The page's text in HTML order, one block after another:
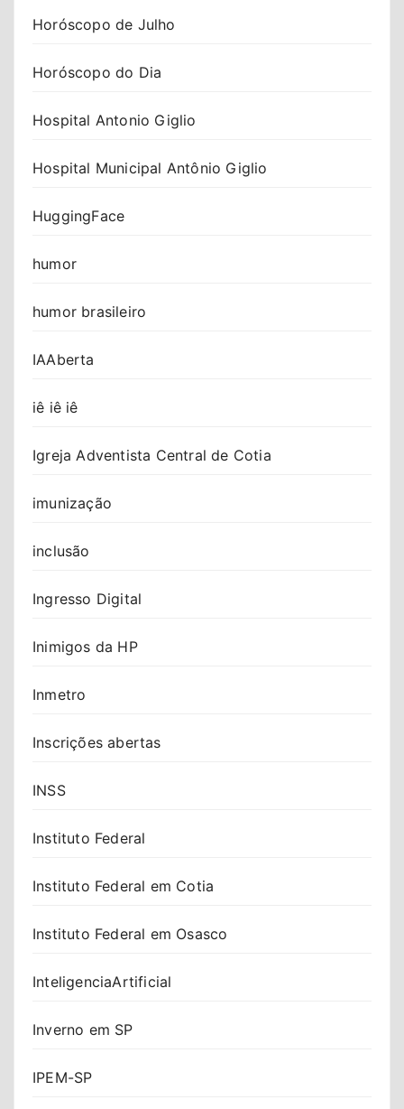
Horóscopo de Julho
Horóscopo do Dia
Hospital Antonio Giglio
Hospital Municipal Antônio Giglio
HuggingFace
humor
humor brasileiro
IAAberta
iê iê iê
Igreja Adventista Central de Cotia
imunização
inclusão
Ingresso Digital
Inimigos da HP
Inmetro
Inscrições abertas
INSS
Instituto Federal
Instituto Federal em Cotia
Instituto Federal em Osasco
InteligenciaArtificial
Inverno em SP
IPEM-SP